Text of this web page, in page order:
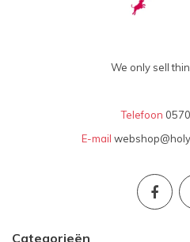
We only sell
Telefoon
E-mail
Categorieën